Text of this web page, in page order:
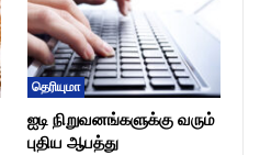
தெரியுமா
ஐடி நிறுவனங்களுக்கு வரும்
புதிய ஆபத்து